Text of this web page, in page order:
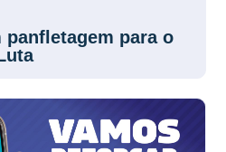
para o